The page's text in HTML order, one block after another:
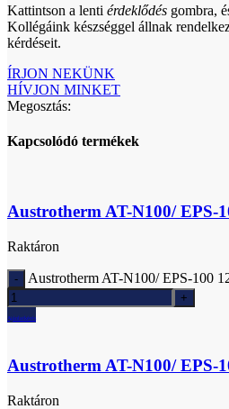
Kattintson a lenti érdeklődés gombra,
Kollégáink készséggel állnak
kérdéseit.
ÍRJON NEKÜNK
HÍVJON MINKET
Megosztás:
Kapcsolódó termékek
Austrotherm AT-N100/ EPS-
Raktáron
Austrotherm AT-N100/ EPS-100
Ajánlatkérés
Austrotherm AT-N100/ EPS-
Raktáron